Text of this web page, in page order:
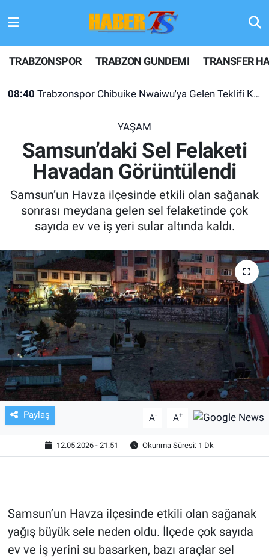
TRABZONSPOR TRABZON GUNDEMI TRANSFER
08:40 Trabzonspor Chibuike Nwaiwu'ya Gelen Teklifi Kabul Etmedi!
YAŞAM
Samsun’daki Sel Felaketi
Havadan Görüntülendi
Samsun’un Havza ilçesinde etkili olan sağanak
sonrası meydana gelen sel felaketinde çok
sayıda ev ve iş yeri sular altında kaldı.
Paylaş A- A+
12.05.2026 - 21:51 Okunma Süresi: 1 Dk
Samsun’un Havza ilçesinde etkili olan sağanak
yağış büyük sele neden oldu. İlçede çok sayıda
ev ve iş yerini su basarken, bazı araçlar sel
TRABZONSPOR
TRABZON GUNDEMI
KULİS MEYDANI
1461 TRABZON
FUTBOL
ALT LIGLER
TV VE SİNEMA
BASKETBOL
SAĞLIK
GENEL
KÜLTÜR SANAT
ASAYİŞ
EĞİTİM
ÇEVRE
Hava Durumu
Trafik Durumu
Son Dakika Haberleri
Haber Arşivi